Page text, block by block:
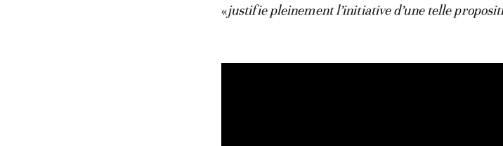
«justifie pleinement l’initiative d’une telle